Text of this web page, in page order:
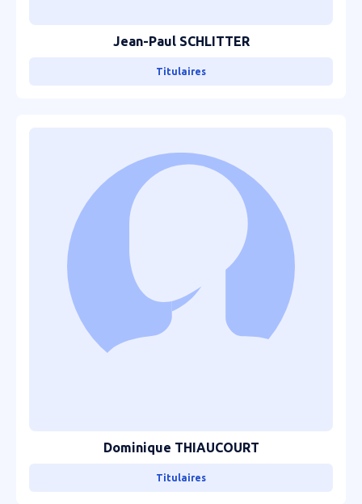
Jean-Paul SCHLITTER
Titulaires
Dominique THIAUCOURT
Titulaires